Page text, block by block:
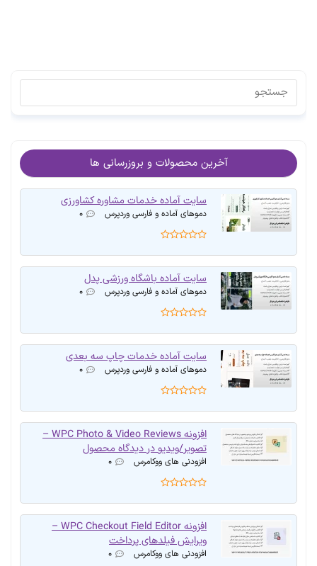
آخرین محصولات و بروزرسانی ها
سایت آماده خدمات مشاوره کشاورزی
دموهای آماده و فارسی وردپرس ۰
سایت آماده باشگاه ورزشی پدل
دموهای آماده و فارسی وردپرس ۰
سایت آماده خدمات چاپ سه بعدی
دموهای آماده و فارسی وردپرس ۰
افزونه WPC Photo & Video Reviews –
تصویر/ویدیو در دیدگاه محصول
افزودنی های ووکامرس ۰
افزونه WPC Checkout Field Editor –
ویرایش فیلدهای پرداخت
افزودنی های ووکامرس ۰